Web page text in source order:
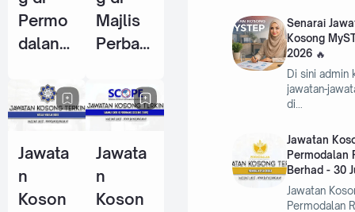
Permo
dalan
Berhad
- 30
2026
Majlis
Perban
Kemam
an
4 Jun
2026
Jawata
n
Koson
Jawata
n
Koson
Senarai
Kosong
2026
Di sini admin
jawatan-
di…
Jawatan
Permodalan
Berhad - 30
Jawatan
Permodalan